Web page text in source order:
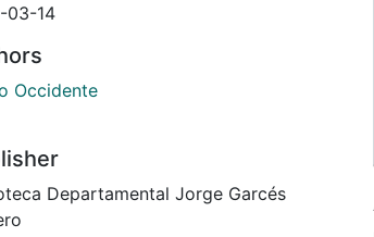
03-14
Occidente
Departamental Jorge Garcés